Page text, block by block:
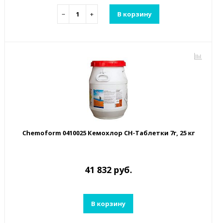
− + В корзину
Chemoform 0410025 Кемохлор СН-Таблетки 7г, 25 кг
41 832 руб.
В корзину